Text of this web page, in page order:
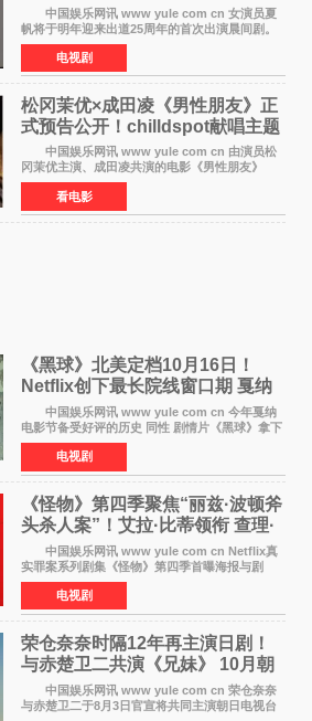
中国娱乐网讯 www yule com cn 女演员夏
帆将于明年迎来出道25周年的首次出演晨间剧。
NHK于8月4日宣布她将出演明年（2027年度）上
半期的晨间剧《巡游的天鹅》，饰演与女主角森
田望智饰演的生
电视剧
松冈茉优×成田凌《男性朋友》正
式预告公开！chilldspot献唱主题
中国娱乐网讯 www yule com cn 由演员松
冈茉优主演、成田凌共演的电影《男性朋友》
（三岛有纪子执导，11月6日上映）于8月5日公开
正式视觉图与正式预告片。同时，三人乐队
chilldspot为该片创
看电影
《黑球》北美定档10月16日！
Netflix创下最长院线窗口期 戛纳
最佳导演加持
中国娱乐网讯 www yule com cn 今年戛纳
电影节备受好评的历史 同性 剧情片《黑球》拿下
Netflix美国发行电影的最长院线放映期——该片
最新定档今年10月16日美国影院上映（此前定档
11月6日，如
电视剧
《怪物》第四季聚焦“丽兹·波顿斧
头杀人案”！艾拉·比蒂领衔 查理·
汉纳姆、莎拉·保
中国娱乐网讯 www yule com cn Netflix真
实罪案系列剧集《怪物》第四季首曝海报与剧
照，聚焦鹅妈妈童谣亦有记载的著名血腥杀人案
——丽兹·波顿砍死生父与继母案。 本季由艾
拉·比蒂饰
电视剧
荣仓奈奈时隔12年再主演日剧！
与赤楚卫二共演《兄妹》 10月朝
日新档开播
中国娱乐网讯 www yule com cn 荣仓奈奈
与赤楚卫二于8月3日官宣将共同主演朝日电视台